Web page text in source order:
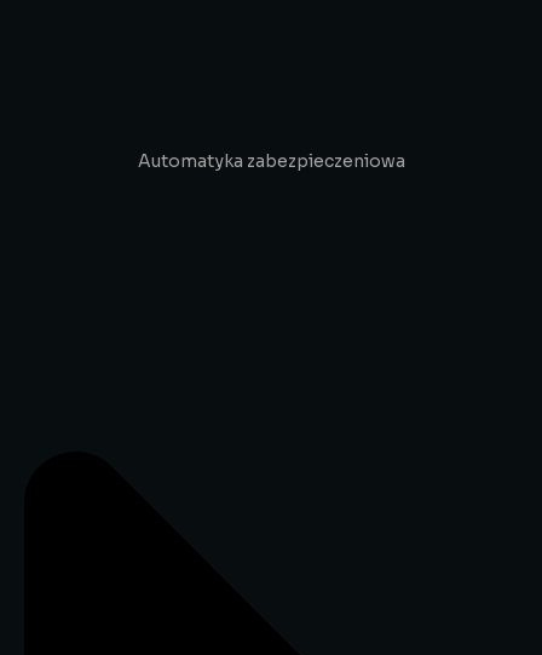
Automatyka zabezpieczeniowa